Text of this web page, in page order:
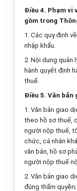
Điều 4. Phạm vi
gồm trong
1. Các quy định
nhập khẩu.
2. Nội dung quản
hành quyết định
thuế.
Điều 5. Văn bản
1. Văn bản giao
theo hồ sơ thuế,
người nộp thuế,
chức, cá nhân
văn bản, hồ sơ
người nộp thuế
2. Văn bản giao
đúng thẩm